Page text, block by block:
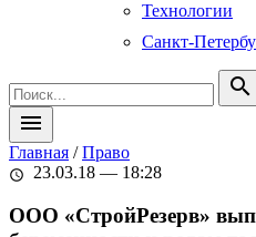
Технологии
Санкт-
search
menu
Главная /Право
schedule 23.03.18 — 18:28
ООО «СтройРезерв»